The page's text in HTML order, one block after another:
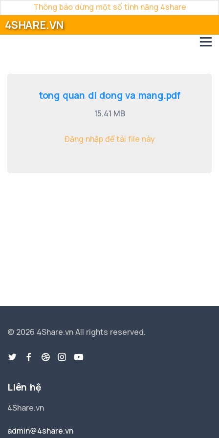
Thông báo dừng một số tính năng 4share
4SHARE.VN
tong quan di dong va mang.pdf
15.41 MB
Đăng nhập để tải file này
© 2026 4Share.vnAll rights reserved.
Liên hệ
4Share.vn
admin@4share.vn